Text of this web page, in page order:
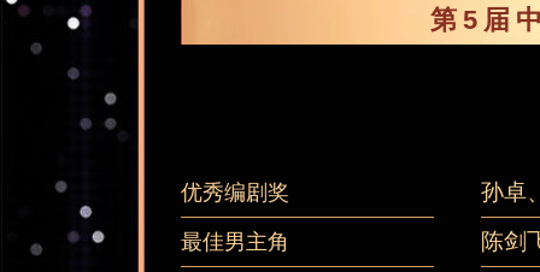
第5届
优秀编剧奖 孙卓
最佳男主角 陈剑